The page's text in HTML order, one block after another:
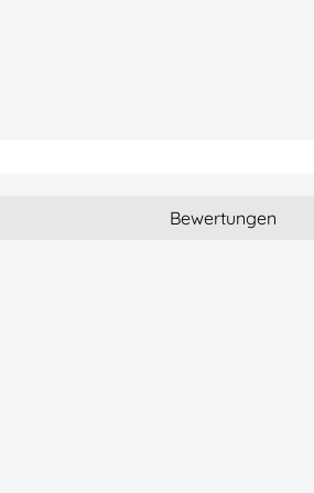
Bewertungen